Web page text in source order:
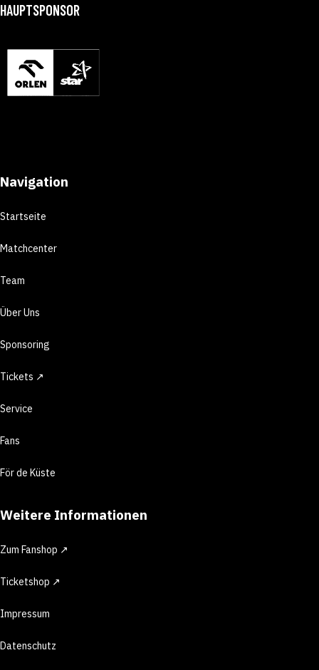
HAUPTSPONSOR
Navigation
Startseite
Matchcenter
Team
Über Uns
Sponsoring
Tickets ↗
Service
Fans
För de Küste
Weitere Informationen
Zum Fanshop ↗
Ticketshop ↗
Impressum
Datenschutz